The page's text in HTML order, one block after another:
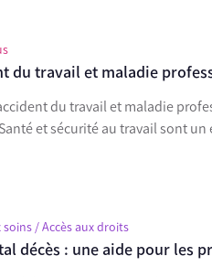
du travail et maladie
du travail et maladie
et sécurité au travail sont
soins / Accès aux droits
décès : une aide pour les